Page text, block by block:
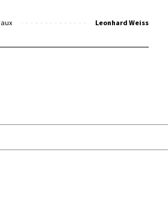
Leonhard Weiss